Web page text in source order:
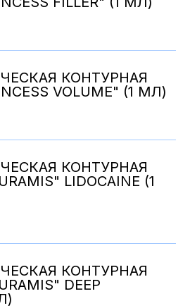
КОНТУРНАЯ
VOLUME" (1 МЛ)
КОНТУРНАЯ
LIDOCAINE (1
КОНТУРНАЯ
DEEP